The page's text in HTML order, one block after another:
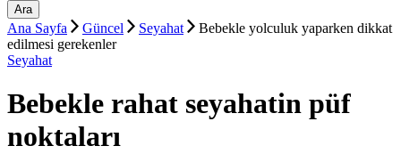
Ara
Ana Sayfa Güncel Seyahat
Bebekle yolculuk yaparken dikkat
edilmesi gerekenler
Seyahat
Bebekle rahat seyahatin püf
noktaları